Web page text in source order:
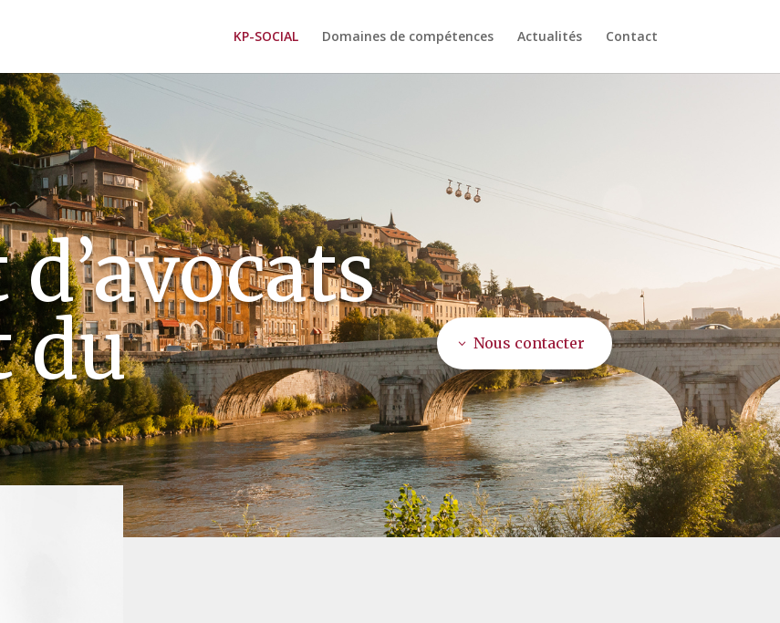
KP-SOCIAL Domaines de compétences Actualités Contact
du Nous contacter